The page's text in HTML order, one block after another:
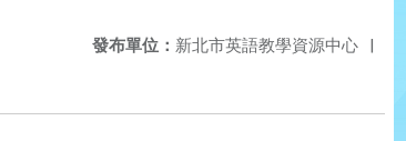
發布單位： 新北市英語教學資源中心 |